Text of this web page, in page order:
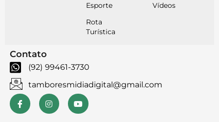
Esporte
Rota
Turística
Vídeos
Contato
(92) 99461-3730
tamboresmidiadigital@gmail.com